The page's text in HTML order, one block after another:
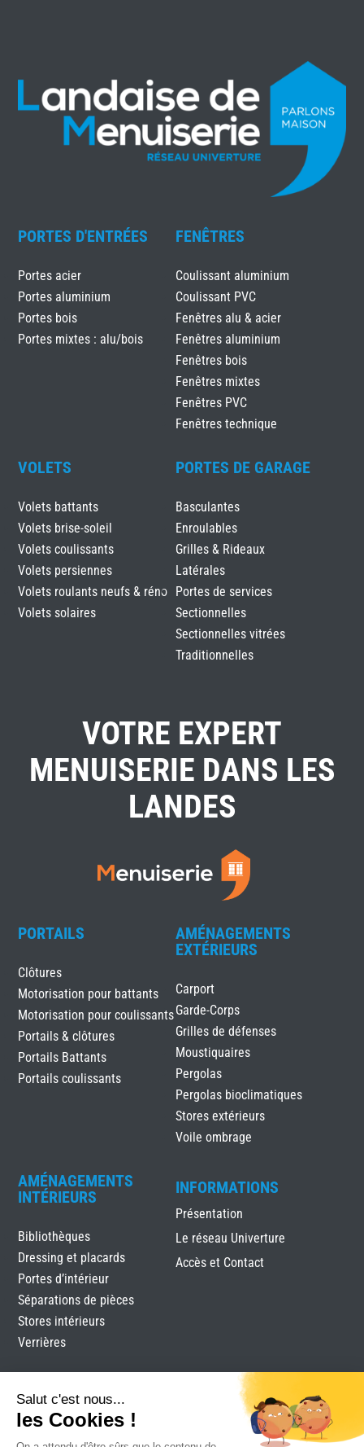
PORTES D'ENTRÉES
Portes acier
Portes aluminium
Portes bois
Portes mixtes : alu/bois
FENÊTRES
Coulissant aluminium
Coulissant PVC
Fenêtres alu & acier
Fenêtres aluminium
Fenêtres bois
Fenêtres mixtes
Fenêtres PVC
Fenêtres technique
VOLETS
Volets battants
Volets brise-soleil
Volets coulissants
Volets persiennes
Volets roulants neufs & réno
Volets solaires
PORTES DE GARAGE
Basculantes
Enroulables
Grilles & Rideaux
Latérales
Portes de services
Sectionnelles
Sectionnelles vitrées
Traditionnelles
VOTRE EXPERT
MENUISERIE DANS LES
LANDES
PORTAILS
Clôtures
Motorisation pour battants
Motorisation pour coulissants
Portails & clôtures
Portails Battants
Portails coulissants
AMÉNAGEMENTS
EXTÉRIEURS
Carport
Garde-Corps
Grilles de défenses
Moustiquaires
Pergolas
Pergolas bioclimatiques
Stores extérieurs
Voile ombrage
AMÉNAGEMENTS
INTÉRIEURS
Bibliothèques
Dressing et placards
Portes d’intérieur
Séparations de pièces
Stores intérieurs
Verrières
INFORMATIONS
Présentation
Le réseau Univerture
Accès et Contact